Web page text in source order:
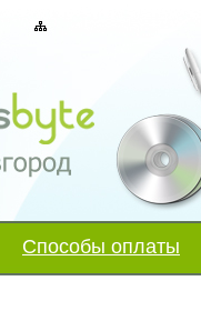
Способы оплаты